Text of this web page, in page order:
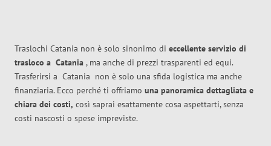
Traslochi Catania non è solo sinonimo di eccellente servizio di
trasloco a Catania , ma anche di prezzi trasparenti ed equi.
Trasferirsi a Catania non è solo una sfida logistica ma anche
finanziaria. Ecco perché ti offriamo una panoramica dettagliata e
chiara dei costi, così saprai esattamente cosa aspettarti, senza
costi nascosti o spese impreviste.